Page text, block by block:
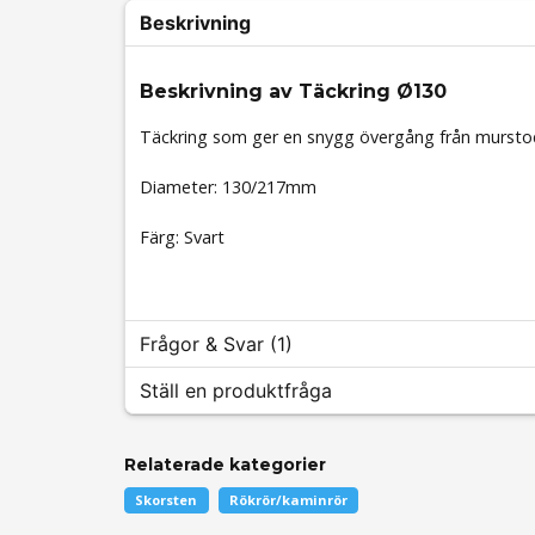
Beskrivning
Beskrivning av Täckring Ø130
Täckring som ger en snygg övergång från
Diameter: 130/217mm
Färg: Svart
Frågor & Svar (1)
Är täckringen anpassad för rör med 130 mm
Ställ en produktfråga
question
Fråga oss något om denna produkten...
Relaterade kategorier
Skorsten Rökrör/kaminrör